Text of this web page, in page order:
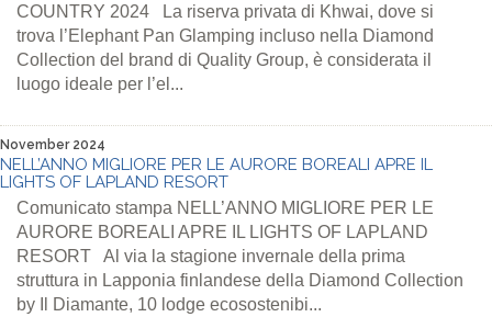
COUNTRY 2024 La riserva privata di Khwai, dove si
trova l’Elephant Pan Glamping incluso nella Diamond
Collection del brand di Quality Group, è considerata il
luogo ideale per l’el...
November 2024
NELL’ANNO MIGLIORE PER LE AURORE BOREALI APRE IL
LIGHTS OF LAPLAND RESORT
Comunicato stampa NELL’ANNO MIGLIORE PER LE
AURORE BOREALI APRE IL LIGHTS OF LAPLAND
RESORT Al via la stagione invernale della prima
struttura in Lapponia finlandese della Diamond Collection
by Il Diamante, 10 lodge ecosostenibi...